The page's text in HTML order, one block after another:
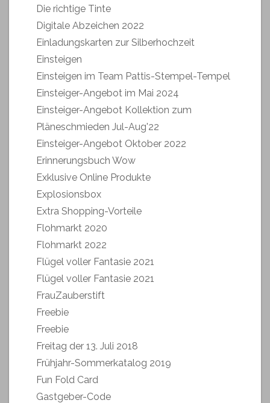
Die richtige Tinte
Digitale Abzeichen 2022
Einladungskarten zur Silberhochzeit
Einsteigen
Einsteigen im Team Pattis-Stempel-Tempel
Einsteiger-Angebot im Mai 2024
Einsteiger-Angebot Kollektion zum
Pläneschmieden Jul-Aug'22
Einsteiger-Angebot Oktober 2022
Erinnerungsbuch Wow
Exklusive Online Produkte
Explosionsbox
Extra Shopping-Vorteile
Flohmarkt 2020
Flohmarkt 2022
Flügel voller Fantasie 2021
Flügel voller Fantasie 2021
FrauZauberstift
Freebie
Freebie
Freitag der 13. Juli 2018
Frühjahr-Sommerkatalog 2019
Fun Fold Card
Gastgeber-Code